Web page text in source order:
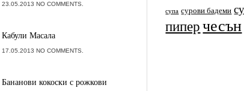
23.05.2013 NO COMMENTS.
Кабули Масала
17.05.2013 NO COMMENTS.
Бананови кокоски с рожкови
супа сурови бадеми
пиперчесън